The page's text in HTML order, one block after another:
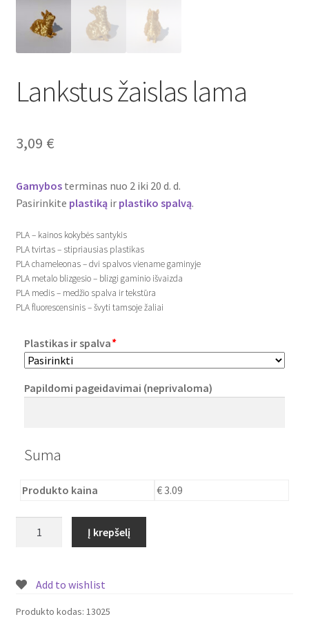
Atsiskaitymo informacija
Gamybos terminai ir procesas
Šviestuvų komponentai
Kontaktai
Parduotuvė
Paskyra
Plastiko rūšys
Plastiko spalvos
Lankstus žaislas lama
3,09 €
Gamybosterminas nuo 2 iki 20 d. d.
Pasirinkite plastikąir plastiko spalvą.
PLA – kainos kokybės santykis
PLA tvirtas – stipriausias plastikas
PLA chameleonas – dvi spalvos viename gaminyje
PLA metalo blizgesio – blizgi gaminio išvaizda
PLA medis – medžio spalva ir tekstūra
PLA fluorescensinis – švyti tamsoje žaliai
Plastikas ir spalva*
Papildomi pageidavimai (neprivaloma)
Suma
Produkto kaina € 3.09
lama
Į krepšelį
Add to wishlist
Produkto kodas: 13025